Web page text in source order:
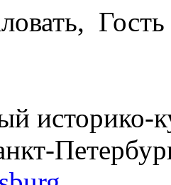
Гость
историко-